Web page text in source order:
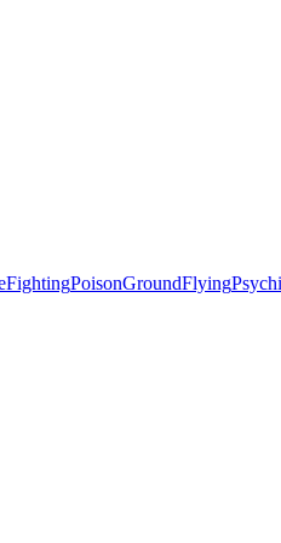
FightingPoisonGroundFlying